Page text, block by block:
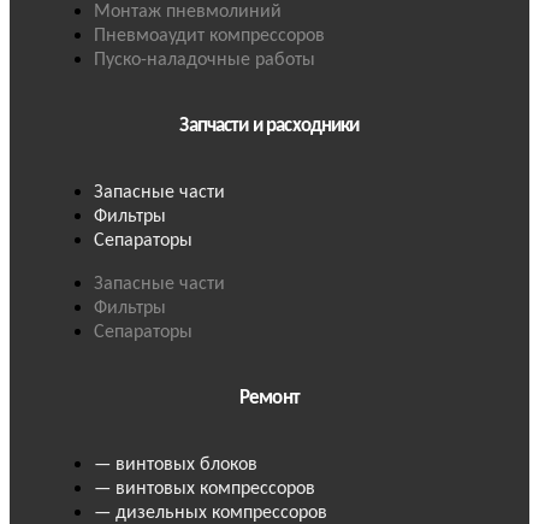
Монтаж пневмолиний
Пневмоаудит компрессоров
Пуско-наладочные работы
Запчасти и расходники
Запасные части
Фильтры
Сепараторы
Запасные части
Фильтры
Сепараторы
Ремонт
— винтовых блоков
— винтовых компрессоров
— дизельных компрессоров